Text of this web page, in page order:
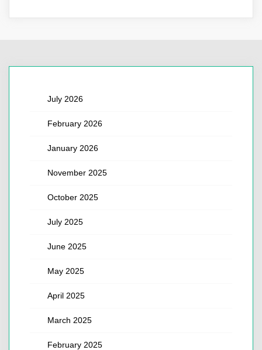
July 2026
February 2026
January 2026
November 2025
October 2025
July 2025
June 2025
May 2025
April 2025
March 2025
February 2025